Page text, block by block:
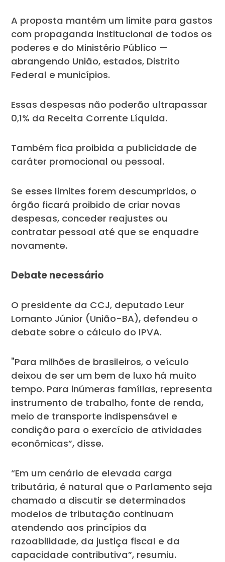
A proposta mantém um limite para gastos
com propaganda institucional de todos os
poderes e do Ministério Público —
abrangendo União, estados, Distrito
Federal e municípios.
Essas despesas não poderão ultrapassar
0,1% da Receita Corrente Líquida.
Também fica proibida a publicidade de
caráter promocional ou pessoal.
Se esses limites forem descumpridos, o
órgão ficará proibido de criar novas
despesas, conceder reajustes ou
contratar pessoal até que se enquadre
novamente.
Debate necessário
O presidente da CCJ, deputado Leur
Lomanto Júnior (União-BA), defendeu o
debate sobre o cálculo do IPVA.
"Para milhões de brasileiros, o veículo
deixou de ser um bem de luxo há muito
tempo. Para inúmeras famílias, representa
instrumento de trabalho, fonte de renda,
meio de transporte indispensável e
condição para o exercício de atividades
econômicas”, disse.
“Em um cenário de elevada carga
tributária, é natural que o Parlamento seja
chamado a discutir se determinados
modelos de tributação continuam
atendendo aos princípios da
razoabilidade, da justiça fiscal e da
capacidade contributiva”, resumiu.